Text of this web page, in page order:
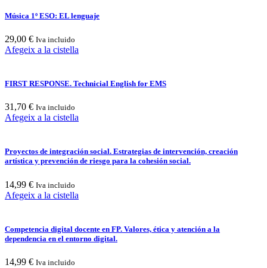
Música 1º ESO: EL lenguaje
29,00 € Iva incluido
Afegeix a la cistella
FIRST RESPONSE. Technicial English for EMS
31,70 € Iva incluido
Afegeix a la cistella
Proyectos de integración social. Estrategias de intervención, creación
artística y prevención de riesgo para la cohesión social.
14,99 € Iva incluido
Afegeix a la cistella
Competencia digital docente en FP. Valores, ética y atención a la
dependencia en el entorno digital.
14,99 € Iva incluido